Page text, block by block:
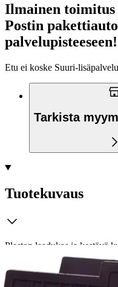
Ilmainen
Postin
palvelupisteeseen!
Etu ei koske
Tarkista
Tuotekuvaus
Plaston laadukas ja kestävä
yhdistelevällä värityksellä.
Ei varoitustekstiä